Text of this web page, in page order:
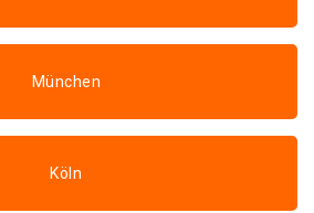
München
Köln